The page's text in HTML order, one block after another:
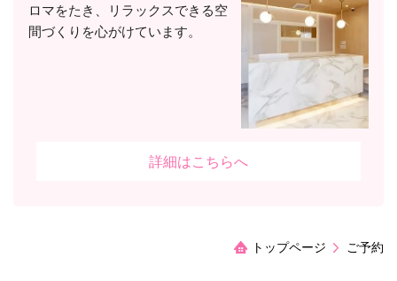
ロマをたき、リラックスできる空
間づくりを心がけています。
詳細はこちらへ
トップページ ご予約